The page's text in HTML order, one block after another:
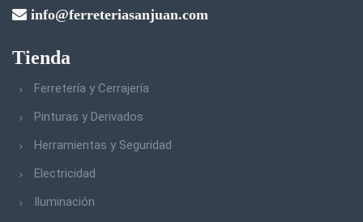
info@ferreteriasanjuan.com
Tienda
Ferretería y Cerrajería
Pinturas y Derivados
Herramientas y Seguridad
Electricidad
Iluminación